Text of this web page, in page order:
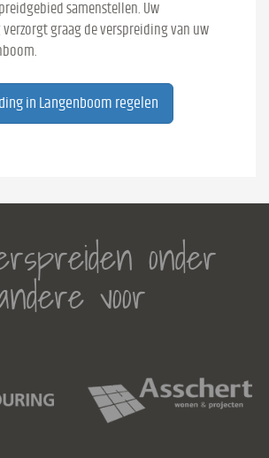
samenstellen. Uw
graag de verspreiding van uw
in Langenboom regelen
onder
voor